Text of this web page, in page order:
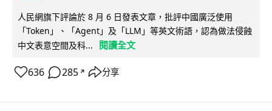
人民網旗下評論於 8 月 6 日發表文章，批評中國廣泛使用
「Token」、「Agent」及「LLM」等英文術語，認為做法侵蝕
中文表意空間及科...
閱讀全文
636 285 ↗ 分享